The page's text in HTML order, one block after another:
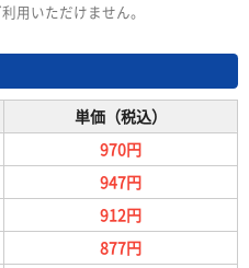
用いただけません。
単価（税込）
970円
947円
912円
877円